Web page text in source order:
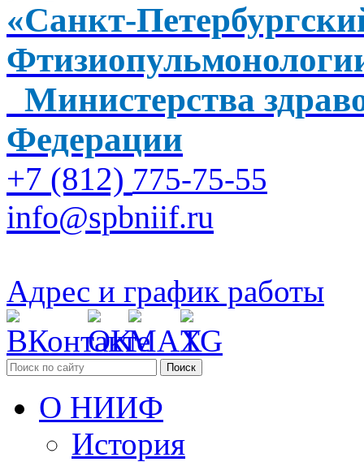
«Санкт-
Министерства
Федерации
+7 (812) 775-75-55
info@spbniif.ru
Адрес и график работы
Поиск
О НИИФ
История